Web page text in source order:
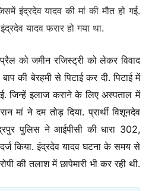
इंद्रदेव यादव की मां की मौत हो गई.
यादव फरार हो गया था.
को जमीन रजिस्ट्री को लेकर विवाद
की बेरहमी से पिटाई कर दी. पिटाई में
जिन्हें इलाज कराने के लिए अस्पताल में
मां ने दम तोड़ दिया. प्रार्थी विशूनदेव
पुलिस ने आईपीसी की धारा 302,
किया. इंद्रदेव यादव घटना के समय से
की तलाश में छापेमारी भी कर रही थी.